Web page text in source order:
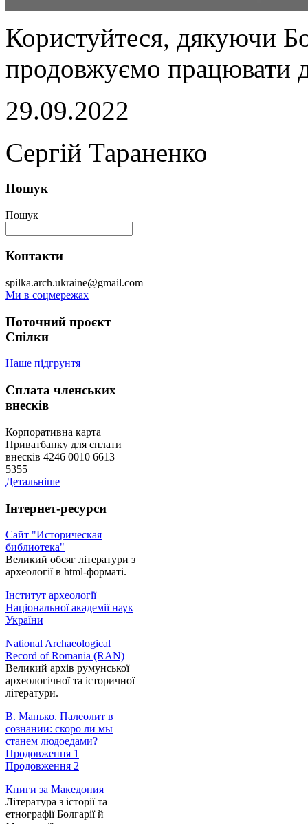
Користуйтеся, дякуючи
продовжуємо працювати
29.09.2022
Сергій Тараненко
Пошук
Пошук
Контакти
spilka.arch.ukraine@gmail.com
Ми в соцмережах
Поточний проєкт
Спілки
Наше підгрунтя
Сплата членських
внесків
Корпоративна карта
Приватбанку для сплати
внесків 4246 0010 6613
5355
Детальніше
Інтернет-ресурси
Сайт "Историческая
библиотека"
Великий обсяг літератури з
археології в html-форматі.
Інститут археології
Національної академії наук
України
National Archaeological
Record of Romania (RAN)
Великий архів румунської
археологічної та історичної
літератури.
В. Манько. Палеолит в
сознании: скоро ли мы
станем людоедами?
Продовження 1
Продовження 2
Книги за Македония
Література з історії та
етнографії Болгарії й